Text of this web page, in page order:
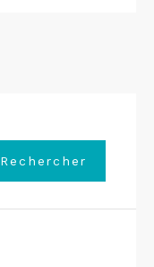
Rechercher